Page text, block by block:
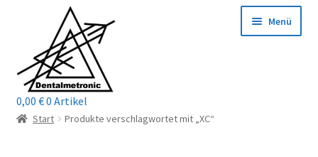
Navigation
springen
springen
Menü
Home
0,00 €0 Artikel
Start Produkte verschlagwortet mit „XC“